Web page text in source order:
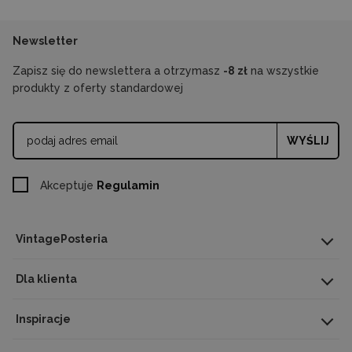
VintagePosteria
Dla klienta
Inspiracje
Newsletter
Zapisz się do newslettera a otrzymasz -8 zł na wszystkie
produkty z oferty standardowej
WYŚLIJ
Akceptuje Regulamin